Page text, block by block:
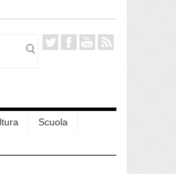
Scuola